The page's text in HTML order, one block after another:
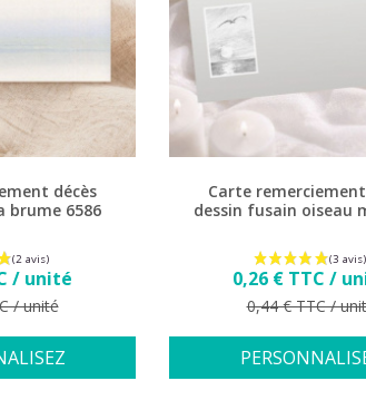
décès
brume 6586
/ unité
/ unité
Carte
dessin fusain oiseau
Prix
0,26 € TTC /
Prix de base
0,44 € TTC /